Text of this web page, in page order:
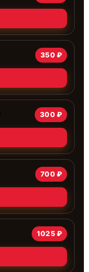
350 ₽
300 ₽
700 ₽
1025 ₽